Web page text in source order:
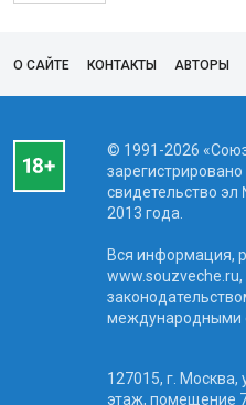
О САЙТЕ КОНТАКТЫ АВТОРЫ
© 1991-2026
свидетельство
2013 года.
Вся информация,
www.souzveche.ru,
международными
127015, г. Москва,
этаж, помещение